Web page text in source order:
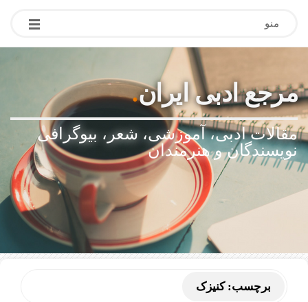
منو
مرجع ادبی ایران.
مقالات ادبی، آموزشی، شعر، بیوگرافی
نویسندگان و هنرمندان
برچسب:کنیزک